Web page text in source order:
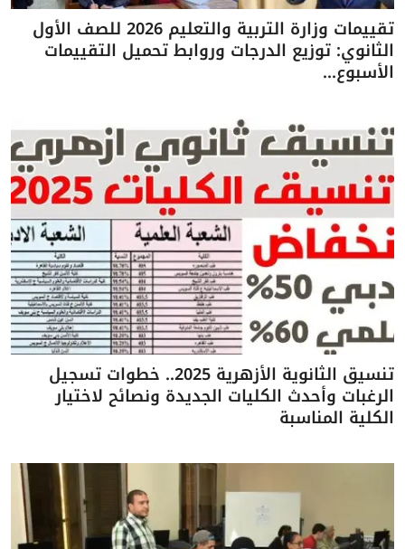
تقييمات وزارة التربية والتعليم 2026 للصف الأول
الثانوي: توزيع الدرجات وروابط تحميل التقييمات
الأسبوع...
تنسيق الثانوية الأزهرية 2025.. خطوات تسجيل
الرغبات وأحدث الكليات الجديدة ونصائح لاختيار
الكلية المناسبة